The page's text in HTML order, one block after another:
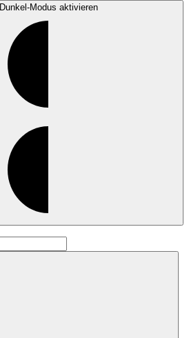
Dunkel-Modus aktivieren